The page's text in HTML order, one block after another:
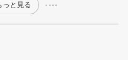
っと見る